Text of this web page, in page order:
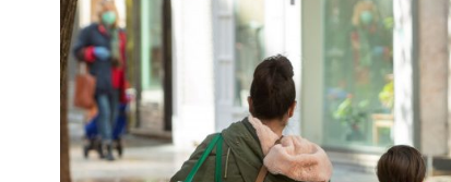
Ciudad
Deportes
Arte
Espectáculos